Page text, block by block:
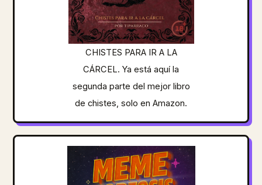
CHISTES PARA IR A LA
CÁRCEL. Ya está aquí la
segunda parte del mejor libro
de chistes, solo en Amazon.